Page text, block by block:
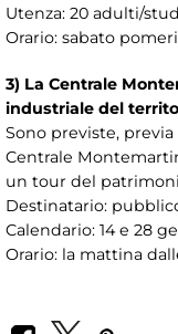
Utenza: 20 adulti/
Orario: sabato
3) La Centrale
industriale del
Sono previste,
Centrale
un tour del
Destinatario:
Calendario: 14 e 28
Orario: la mattina